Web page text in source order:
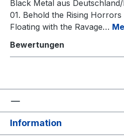
Black Metal aus
01. Behold the Rising
Floating with the Ravage…
Bewertungen
Information